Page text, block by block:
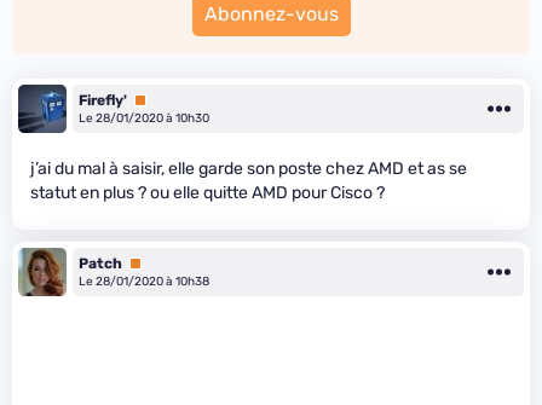
Abonnez-vous
Firefly' Premium
Le 28/01/2020 à 10h30
j’ai du mal à saisir, elle garde son poste chez AMD et as se
statut en plus ? ou elle quitte AMD pour Cisco ?
Patch Premium
Le 28/01/2020 à 10h38